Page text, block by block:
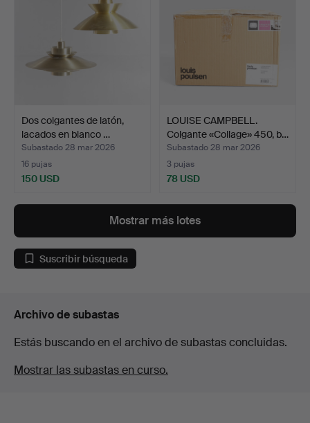
Dos colgantes de latón,
lacados en blanco …
Subastado 28 mar 2026
16 pujas
150 USD
LOUISE CAMPBELL.
Colgante «Collage» 450, b…
Subastado 28 mar 2026
3 pujas
78 USD
Mostrar más lotes
Suscribir búsqueda
Archivo de subastas
Estás buscando en el archivo de subastas concluidas.
Mostrar las subastas en curso.